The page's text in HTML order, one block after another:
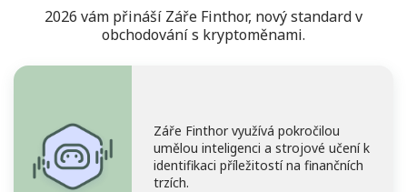
2026 vám přináší Záře Finthor, nový standard v
obchodování s kryptoměnami.
Záře Finthor využívá pokročilou
umělou inteligenci a strojové učení k
identifikaci příležitostí na finančních
trzích.